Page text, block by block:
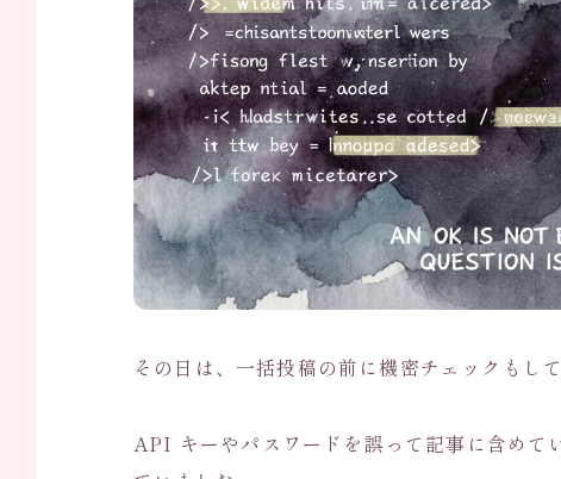
その日は、一括投稿の前に機密チェックもして
API キーやパスワードを誤って記事に含めて